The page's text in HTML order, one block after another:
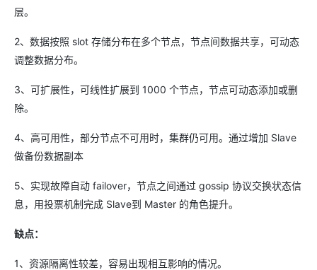
层。
2、数据按照 slot 存储分布在多个节点，节点间数据共享，可动态
调整数据分布。
3、可扩展性，可线性扩展到 1000 个节点，节点可动态添加或删
除。
4、高可用性，部分节点不可用时，集群仍可用。通过增加 Slave
做备份数据副本
5、实现故障自动 failover，节点之间通过 gossip 协议交换状态信
息，用投票机制完成 Slave到 Master 的角色提升。
缺点：
1、资源隔离性较差，容易出现相互影响的情况。